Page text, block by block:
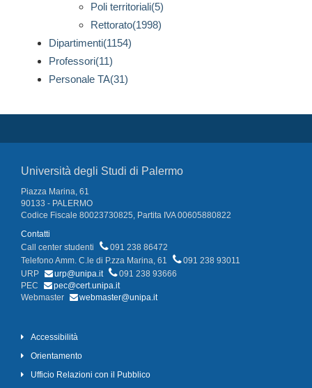
Poli territoriali(5)
Rettorato(1998)
Dipartimenti(1154)
Professori(11)
Personale TA(31)
Università degli Studi di Palermo
Piazza Marina, 61
90133 - PALERMO
Codice Fiscale 80023730825, Partita IVA 00605880822
Contatti
Call center studenti
091 238 86472
Telefono Amm. C.le di P.zza Marina, 61
091 238 93011
URP
urp@unipa.it
091 238 93666
PEC
pec@cert.unipa.it
Webmaster
webmaster@unipa.it
Accessibilità
Orientamento
Ufficio Relazioni con il Pubblico